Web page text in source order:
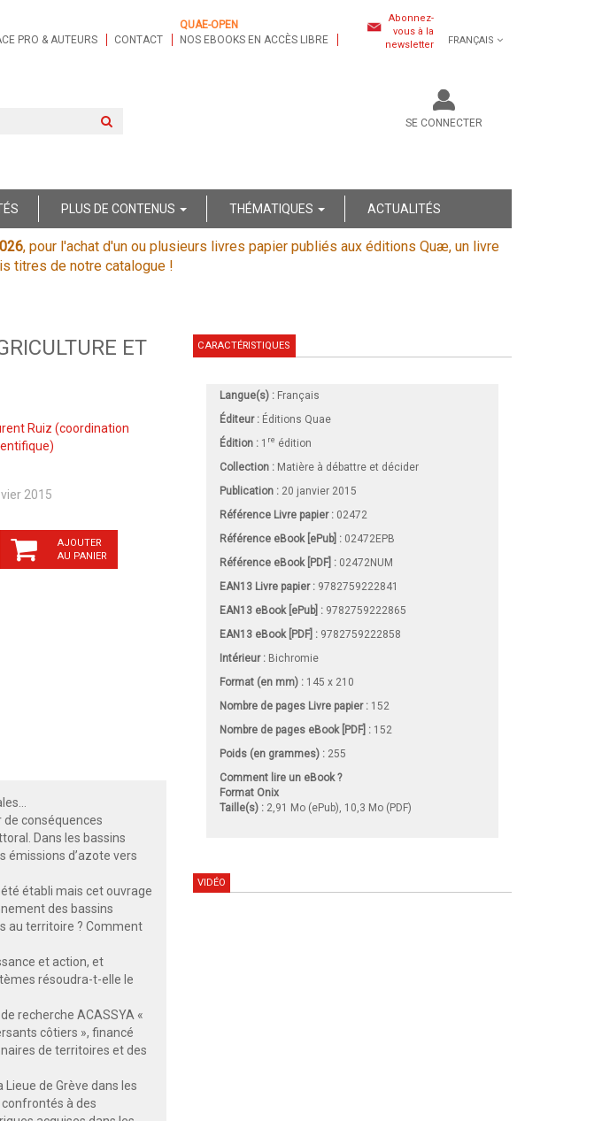
PRO & AUTEURS CONTACT
QUAE-OPEN
NOS EBOOKS EN ACCÈS LIBRE
Abonnez-
vous à la
newsletter
FRANÇAIS
SE CONNECTER
PLUS DE CONTENUS THÉMATIQUES ACTUALITÉS
, pour l'achat d'un ou plusieurs livres papier publiés aux éditions Quæ, un livre
titres de notre catalogue !
ET
Ruiz (coordination
2015
AJOUTER
AU PANIER
conséquences
Dans les bassins
émissions d’azote vers
établi mais cet ouvrage
des bassins
au territoire ? Comment
et action, et
résoudra-t-elle le
recherche ACASSYA «
côtiers », financé
de territoires et des
de Grève dans les
à des
CARACTÉRISTIQUES
Langue(s) : Français
Éditeur : Éditions Quae
Édition : 1 re édition
Collection : Matière à débattre et décider
Publication : 20 janvier 2015
Référence Livre papier : 02472
Référence eBook [ePub] : 02472EPB
Référence eBook [PDF] : 02472NUM
EAN13 Livre papier : 9782759222841
EAN13 eBook [ePub] : 9782759222865
EAN13 eBook [PDF] : 9782759222858
Intérieur : Bichromie
Format (en mm) : 145 x 210
Nombre de pages Livre papier: 152
Nombre de pages eBook [PDF] : 152
Poids (en grammes) : 255
Comment lire un eBook ?
Format Onix
Taille(s) : 2,91 Mo (ePub), 10,3 Mo (PDF)
VIDÉO